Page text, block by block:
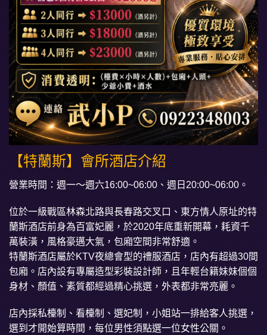
【特蘭斯】會所酒店介紹
營業時間：週一～週六16:00~06:00、週日20:00~06:00。
位於一級戰區林森北路與長春路交叉口、東方情人原址的特
蘭斯酒店前身為百富妃麗，於2020年底重新開幕，耗資千
萬裝潢，風格豪邁大氣，包廂空間非常舒適。
特蘭斯酒店屬於KTV夜總會型的禮服酒店，店內有超過30間
包廂。店內設有專屬造型彩裝設計師，且年輕台籍妹妹個個
身材、顏值、素質都經過精心挑選，外表都非常亮麗。
店內採私檯制、看檯制、選妃制，小姐站一排給客人挑選，
選到才開始算時間，每位男性須點選一位女性公關。